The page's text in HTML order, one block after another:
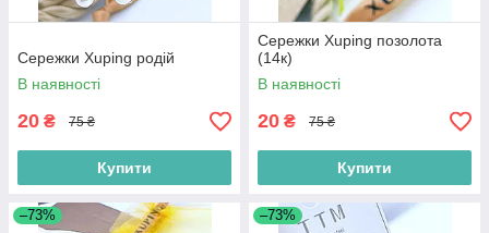
Сережки Xuping родій
В наявності
20 ₴ 75 ₴
Купити
Сережки Xuping позолота
(14к)
В наявності
20 ₴ 75 ₴
Купити
–73% –73%